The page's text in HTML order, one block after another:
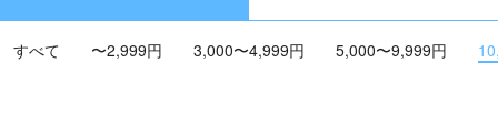
すべて 〜2,999円 3,000〜4,999円 5,000〜9,999円